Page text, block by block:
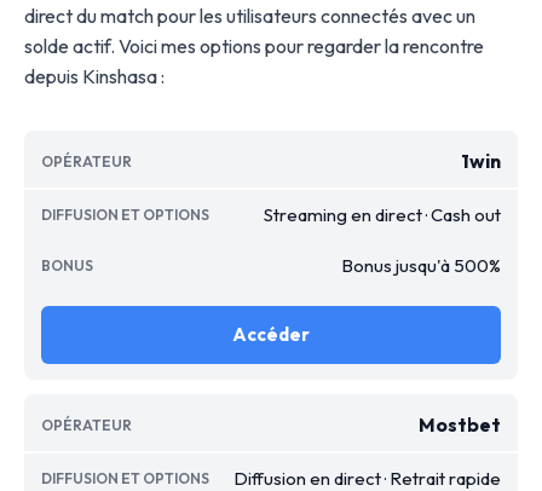
direct du match pour les utilisateurs connectés avec un
solde actif. Voici mes options pour regarder la rencontre
depuis Kinshasa :
1win
Streaming en direct · Cash out
Bonus jusqu'à 500%
Accéder
Mostbet
Diffusion en direct · Retrait rapide